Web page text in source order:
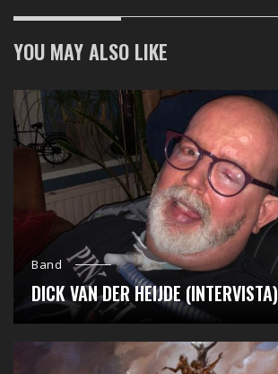
YOU MAY ALSO LIKE
Band
DICK VAN DER HEIJDE (INTERVISTA)